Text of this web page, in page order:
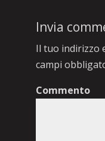
Invia
Il tuo indirizzo
campi
Commento